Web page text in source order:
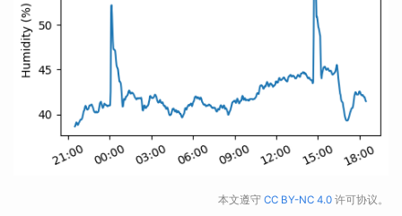
本文遵守 CC BY-NC 4.0 许可协议。